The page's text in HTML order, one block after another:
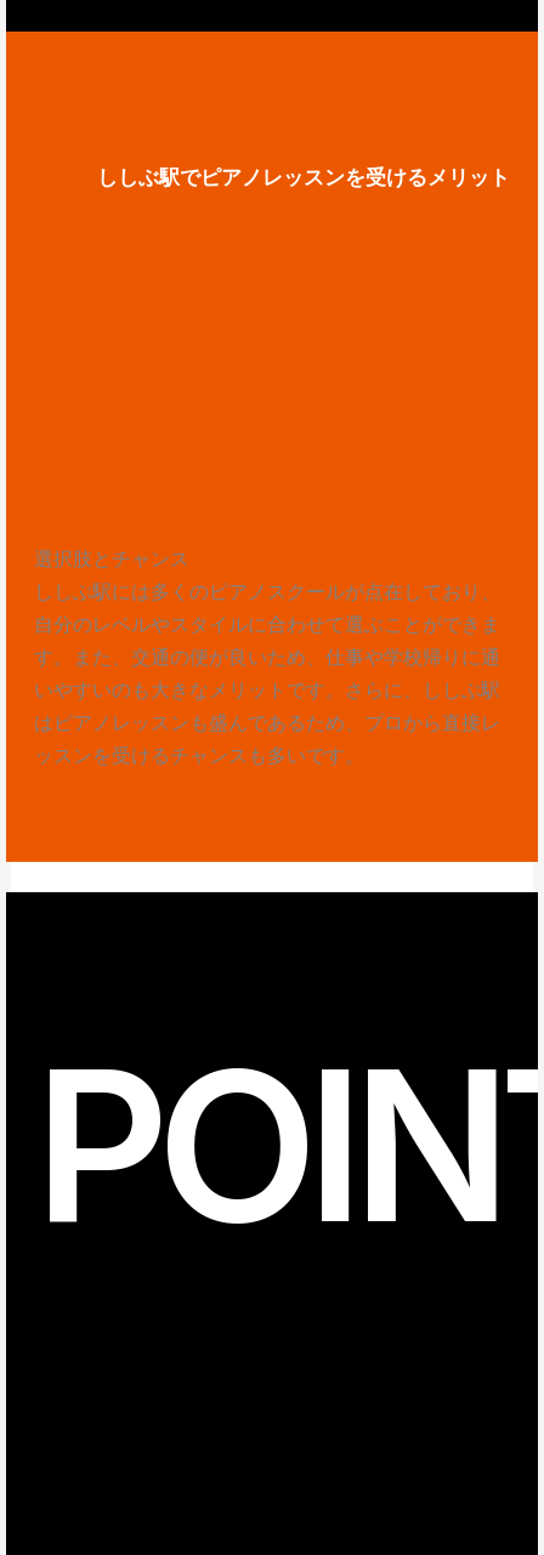
ししぶ駅でピアノレッスンを受けるメリット
選択肢とチャンス
ししぶ駅には多くのピアノスクールが点在しており、
自分のレベルやスタイルに合わせて選ぶことができま
す。また、交通の便が良いため、仕事や学校帰りに通
いやすいのも大きなメリットです。さらに、ししぶ駅
はピアノレッスンも盛んであるため、プロから直接レ
ッスンを受けるチャンスも多いです。